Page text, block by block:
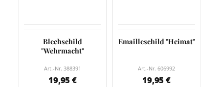
Blechschild
"Wehrmacht"
Art.-Nr. 388391
19,95 €
Emailleschild "Heimat"
Art.-Nr. 606992
19,95 €